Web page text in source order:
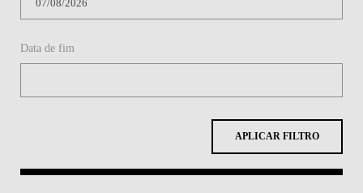
Data de fim
APLICAR FILTRO